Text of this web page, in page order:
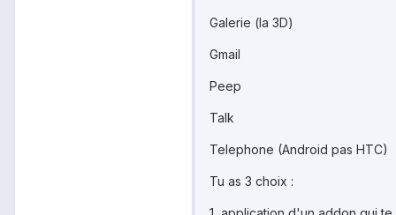
Galerie (la 3D)
Gmail
Peep
Talk
Telephone (Android pas HTC)
Tu as 3 choix :